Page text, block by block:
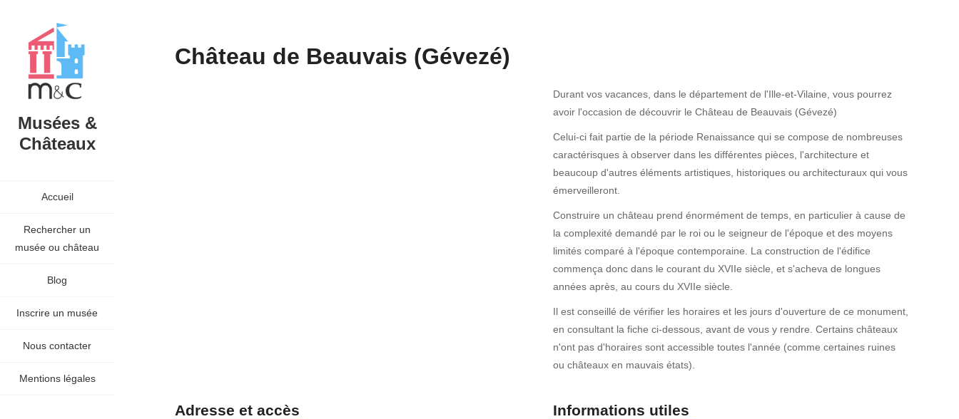
Musées &
Châteaux
Accueil
Rechercher un
musée ou château
Blog
Inscrire un musée
Nous contacter
Mentions légales
Château de Beauvais (Gévezé)
Durant vos vacances, dans le département de l'Ille-et-Vilaine, vous pourrez
avoir l'occasion de découvrir le Château de Beauvais (Gévezé)
Celui-ci fait partie de la période Renaissance qui se compose de nombreuses
caractérisques à observer dans les différentes pièces, l'architecture et
beaucoup d'autres éléments artistiques, historiques ou architecturaux qui vous
émerveilleront.
Construire un château prend énormément de temps, en particulier à cause de
la complexité demandé par le roi ou le seigneur de l'époque et des moyens
limités comparé à l'époque contemporaine. La construction de l'édifice
commença donc dans le courant du XVIIe siècle, et s'acheva de longues
années après, au cours du XVIIe siècle.
Il est conseillé de vérifier les horaires et les jours d'ouverture de ce monument,
en consultant la fiche ci-dessous, avant de vous y rendre. Certains châteaux
n'ont pas d'horaires sont accessible toutes l'année (comme certaines ruines
ou châteaux en mauvais états).
Adresse et accès Informations utiles